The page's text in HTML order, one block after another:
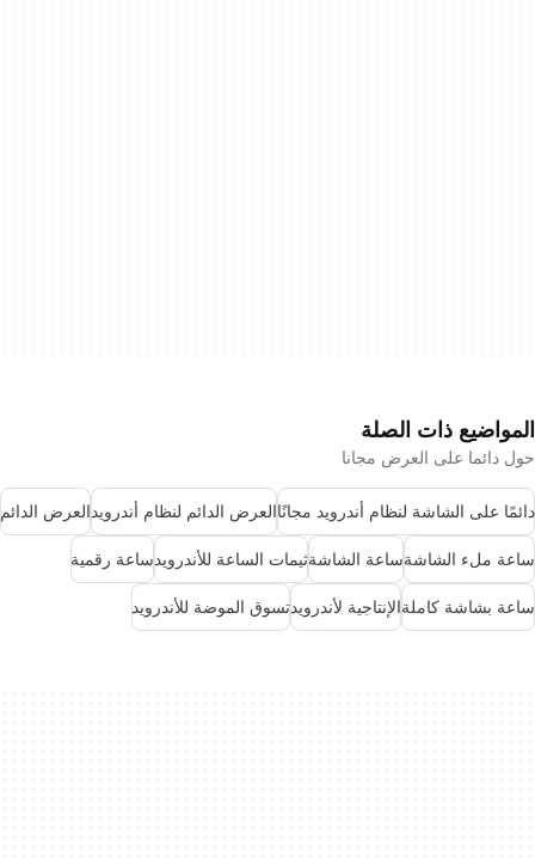
المواضيع ذات الصلة
حول دائما على العرض مجانا
دائمًا على الشاشة لنظام أندرويد مجانًاالعرض الدائم لنظام أندرويدالعرض الدائم
ساعة ملء الشاشةساعة الشاشةثيمات الساعة للأندرويدساعة رقمية
ساعة بشاشة كاملةالإنتاجية لأندرويدتسوق الموضة للأندرويد